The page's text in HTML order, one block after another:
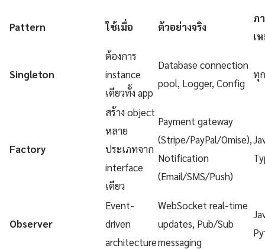
Pattern ใช้เมื่อ ตัวอย่างจริง
ภ
เ
Singleton
ต้องการ
instance
เดียวทั้ง app
Database connection
pool, Logger, Config
ทุ
Factory
สร้าง object
หลาย
ประเภทจาก
interface
เดียว
Payment gateway
(Stripe/PayPal/Omise),
Notification
(Email/SMS/Push)
Observer
Event-
driven
architecture
WebSocket real-time
updates, Pub/Sub
messaging